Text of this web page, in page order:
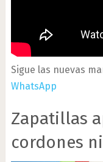
Sigue las nuevas
WhatsApp
Zapatillas
cordones